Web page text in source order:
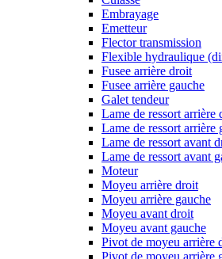
Embrayage
Emetteur
Flector transmission
Flexible hydraulique
Fusee arrière droit
Fusee arrière gauche
Galet tendeur
Lame de ressort arrière
Lame de ressort arrière
Lame de ressort avant
Lame de ressort avant
Moteur
Moyeu arrière droit
Moyeu arrière gauche
Moyeu avant droit
Moyeu avant gauche
Pivot de moyeu arrière
Pivot de moyeu arrière